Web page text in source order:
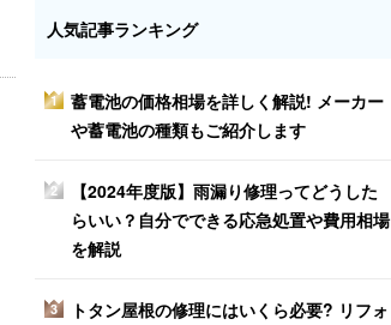
人気記事ランキング
1
蓄電池の価格相場を詳しく解説! メーカー
や蓄電池の種類もご紹介します
2
【2024年度版】雨漏り修理ってどうした
らいい？自分でできる応急処置や費用相場
を解説
3
トタン屋根の修理にはいくら必要? リフォ